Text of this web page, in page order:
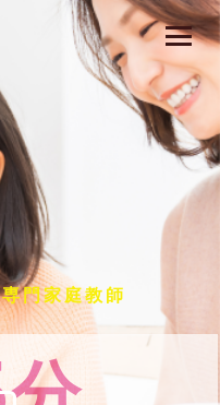
門家庭教師